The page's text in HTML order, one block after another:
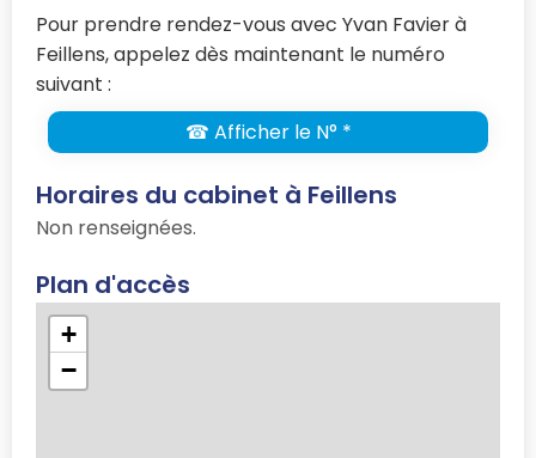
Pour prendre rendez-vous avec Yvan Favier à
Feillens, appelez dès maintenant le numéro
suivant :
☎ Afficher le N° *
Horaires du cabinet à Feillens
Non renseignées.
Plan d'accès
+
−